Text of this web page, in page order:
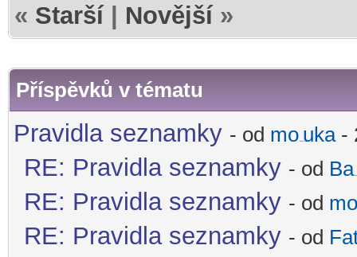
« Starší Novější »
Příspěvků v tématu
Pravidla seznamky - od mo -diskusni-forum-uka-
RE: Pravidla seznamky - od Ba-
RE: Pravidla seznamky - od mo
RE: Pravidla seznamky - od